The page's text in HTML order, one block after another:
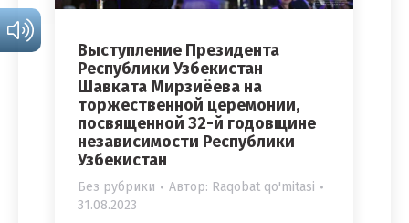
Выступление Президента
Республики Узбекистан
Шавката Мирзиёева на
торжественной церемонии,
посвященной 32-й годовщине
независимости Республики
Узбекистан
Без рубрики Автор: Raqobat qo'mitasi
31.08.2023